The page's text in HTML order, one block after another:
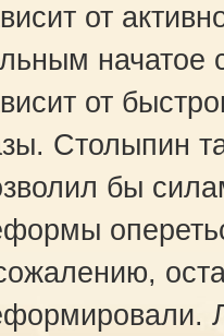
от
начатое
от
Столыпин
бы